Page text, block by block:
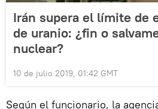
Irán supera el límite de
de uranio: ¿fin o
nuclear?
10 de julio 2019, 01:42 GMT
Según el funcionario, la